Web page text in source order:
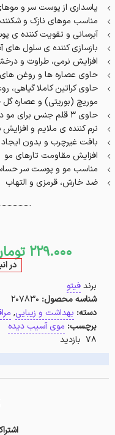
پاسداری از پوست سر و
مناسب موهای نازک و
آبرسانی و تقویت کننده ی
بازسازی کننده ی سلول
افزایش نرمی، طراوت و
حاوی عصاره ها و روغن های
حاوی کراتین کاملا گیاهی،
موریچ (بوریتی) و عصاره
حاوی ۳ قلم جنس برای مو در یک بسته‌بندی (شامپو، ماسک و‌ کرم)
نرم کننده ی ملایم و
بافت غیرچرب و بدون
افزایش مقاومت تارهای مو
مناسب مو و پوست سر
ضد خارش، قرمزی و التهاب
229.000
در
برندفیتو
شناسه محصول: 207830
دسته: بهداشت و زیبایی,
برچسب: موی آسیب دیده
78 بازدید